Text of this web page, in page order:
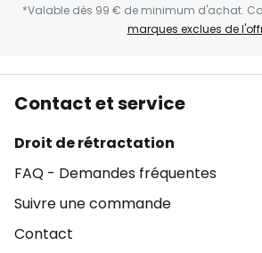
*Valable dès 99 € de minimum d'achat.
marques exclues de
Contact et service
Droit de rétractation
FAQ - Demandes fréquentes
Suivre une commande
Contact